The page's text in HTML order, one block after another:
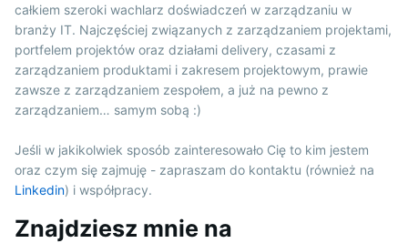
całkiem szeroki wachlarz doświadczeń w zarządzaniu w
branży IT. Najczęściej związanych z zarządzaniem projektami,
portfelem projektów oraz działami delivery, czasami z
zarządzaniem produktami i zakresem projektowym, prawie
zawsze z zarządzaniem zespołem, a już na pewno z
zarządzaniem… samym sobą :)
Jeśli w jakikolwiek sposób zainteresowało Cię to kim jestem
oraz czym się zajmuję - zapraszam do kontaktu (również na
Linkedin) i współpracy.
Znajdziesz mnie na